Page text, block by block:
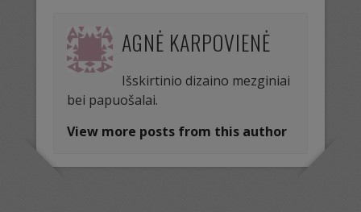
AGNĖ KARPOVIENĖ
Išskirtinio dizaino mezginiai
bei papuošalai.
View more posts from this author